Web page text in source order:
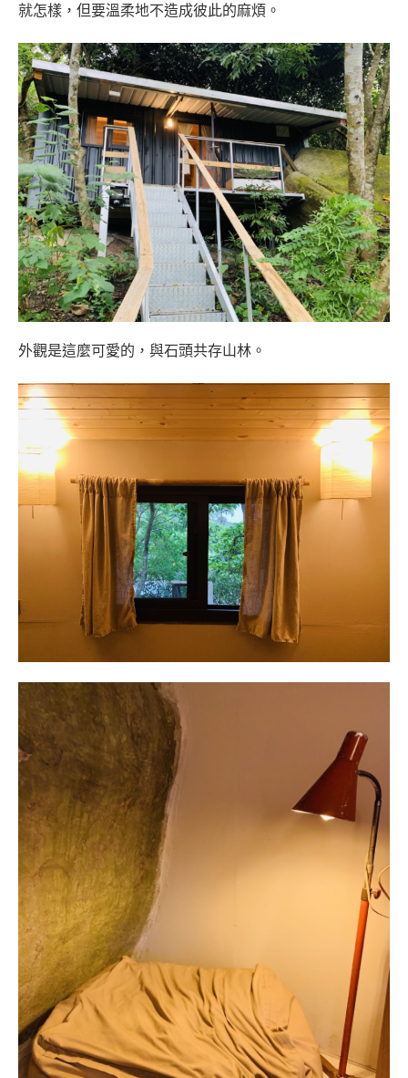
就怎樣，但要溫柔地不造成彼此的麻煩。
外觀是這麼可愛的，與石頭共存山林。